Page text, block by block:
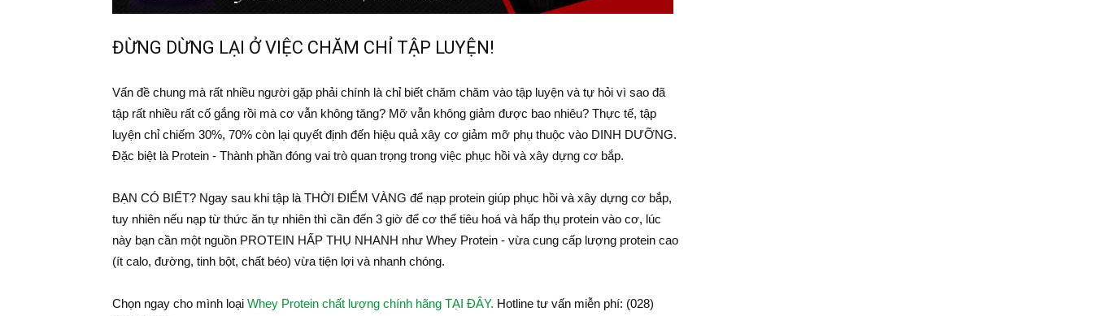
ĐỪNG DỪNG LẠI Ở VIỆC CHĂM CHỈ TẬP LUYỆN!
Vấn đề chung mà rất nhiều người gặp phải chính là chỉ biết chăm chăm vào tập luyện và tự hỏi vì sao đã
tập rất nhiều rất cố gắng rồi mà cơ vẫn không tăng? Mỡ vẫn không giảm được bao nhiêu? Thực tế, tập
luyện chỉ chiếm 30%, 70% còn lại quyết định đến hiệu quả xây cơ giảm mỡ phụ thuộc vào DINH DƯỠNG.
Đặc biệt là Protein - Thành phần đóng vai trò quan trọng trong việc phục hồi và xây dựng cơ bắp.
BẠN CÓ BIẾT? Ngay sau khi tập là THỜI ĐIỂM VÀNG để nạp protein giúp phục hồi và xây dựng cơ bắp,
tuy nhiên nếu nạp từ thức ăn tự nhiên thì cần đến 3 giờ để cơ thể tiêu hoá và hấp thụ protein vào cơ, lúc
này bạn cần một nguồn PROTEIN HẤP THỤ NHANH như Whey Protein - vừa cung cấp lượng protein cao
(ít calo, đường, tinh bột, chất béo) vừa tiện lợi và nhanh chóng.
Chọn ngay cho mình loại Whey Protein chất lượng chính hãng TẠI ĐÂY. Hotline tư vấn miễn phí: (028)